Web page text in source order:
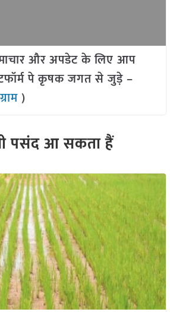
और अपडेट के लिए आप
पे कृषक जगत से जुड़े –
)
पसंद आ सकता हैं